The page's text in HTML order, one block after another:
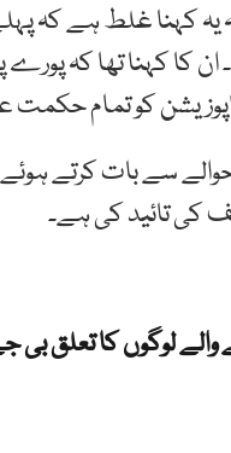
یہ کہنا غلط ہے کہ
کا کہنا تھا کہ
کو تمام حکمت
سے بات کرتے
کی تائید کی ہے۔
والے لوگوں کا تعلق